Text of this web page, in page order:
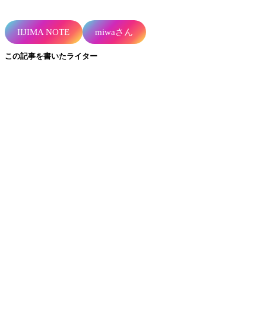
IIJIMA NOTE miwaさん
この記事を書いたライター